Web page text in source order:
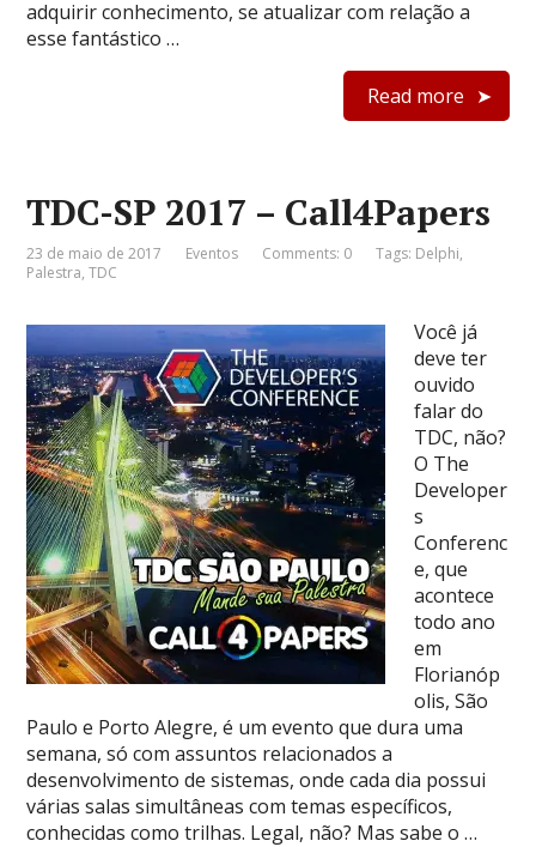
adquirir conhecimento, se atualizar com relação a
esse fantástico …
Read more
TDC-SP 2017 – Call4Papers
23 de maio de 2017 Eventos Comments: 0 Tags: Delphi,
Palestra,TDC
Você já
deve ter
ouvido
falar do
TDC, não?
O The
Developer
s
Conferenc
e, que
acontece
todo ano
em
Florianóp
olis, São
Paulo e Porto Alegre, é um evento que dura uma
semana, só com assuntos relacionados a
desenvolvimento de sistemas, onde cada dia possui
várias salas simultâneas com temas específicos,
conhecidas como trilhas. Legal, não? Mas sabe o …